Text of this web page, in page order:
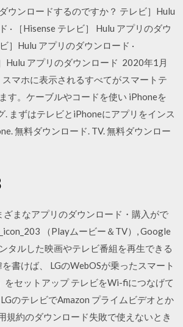
ウンロードするのですか？ テレビ］Hulu
· ［Hisense テレビ］ Hulu アプリのダウ
］Hulu アプリのダウンロード ·
Hulu アプリのダウンロード 2020年1月
マホに表示されるすべてがスマートテ
す。ケーブルやコードを使い iPhoneを
. まずはテレビとiPhoneにアプリをインス
無料ダウンロード. TV. 無料ダウンロー
まなアプリのダウンロード・購入がで
（Playムービー＆TV）, Google
タルした映画やテレビ番組を再生できる
書けば、 LGのWebOSが乗ったスマート
をセットアップ テレビをWi-fiにつなげて
のテレビでAmazon プライムビデオとか
規約のダウンロード失敗で使えないとき